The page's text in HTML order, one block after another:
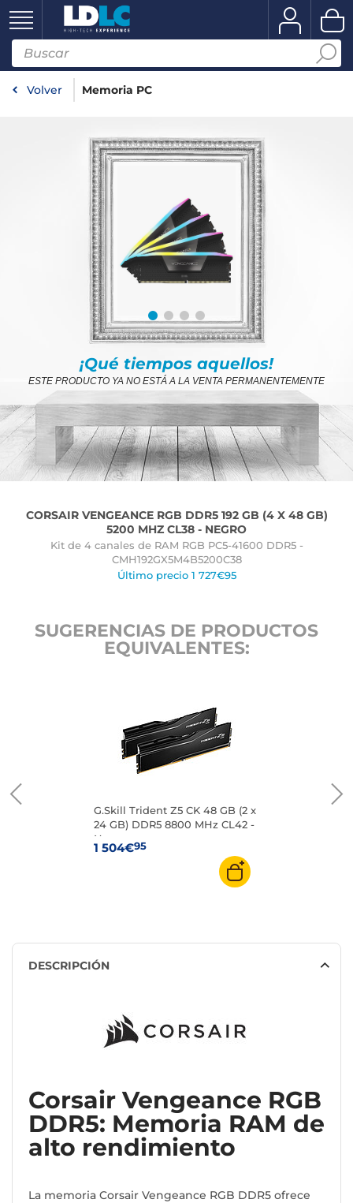
Volver Memoria PC
¡Qué tiempos aquellos!
ESTE PRODUCTO YA NO ESTÁ A LA VENTA PERMANENTEMENTE
CORSAIR VENGEANCE RGB DDR5 192 GB (4 X 48 GB)
5200 MHZ CL38 - NEGRO
Kit de 4 canales de RAM RGB PC5-41600 DDR5 -
CMH192GX5M4B5200C38
Último precio 1 727€95
SUGERENCIAS DE PRODUCTOS
EQUIVALENTES:
G.Skill Trident Z5 CK 48 GB (2 x
24 GB) DDR5 8800 MHz CL42 -
Negro
1 504€95
DESCRIPCIÓN
Corsair Vengeance RGB
DDR5: Memoria RAM de
alto rendimiento
La memoria Corsair Vengeance RGB DDR5 ofrece